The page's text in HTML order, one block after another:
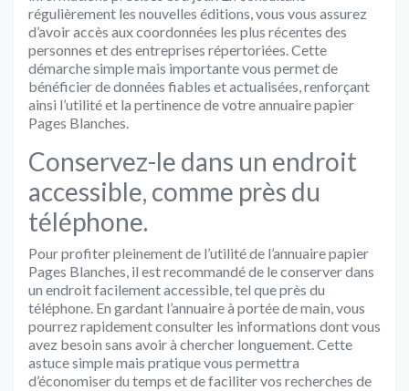
régulièrement les nouvelles éditions, vous vous assurez
d’avoir accès aux coordonnées les plus récentes des
personnes et des entreprises répertoriées. Cette
démarche simple mais importante vous permet de
bénéficier de données fiables et actualisées, renforçant
ainsi l’utilité et la pertinence de votre annuaire papier
Pages Blanches.
Conservez-le dans un endroit
accessible, comme près du
téléphone.
Pour profiter pleinement de l’utilité de l’annuaire papier
Pages Blanches, il est recommandé de le conserver dans
un endroit facilement accessible, tel que près du
téléphone. En gardant l’annuaire à portée de main, vous
pourrez rapidement consulter les informations dont vous
avez besoin sans avoir à chercher longuement. Cette
astuce simple mais pratique vous permettra
d’économiser du temps et de faciliter vos recherches de